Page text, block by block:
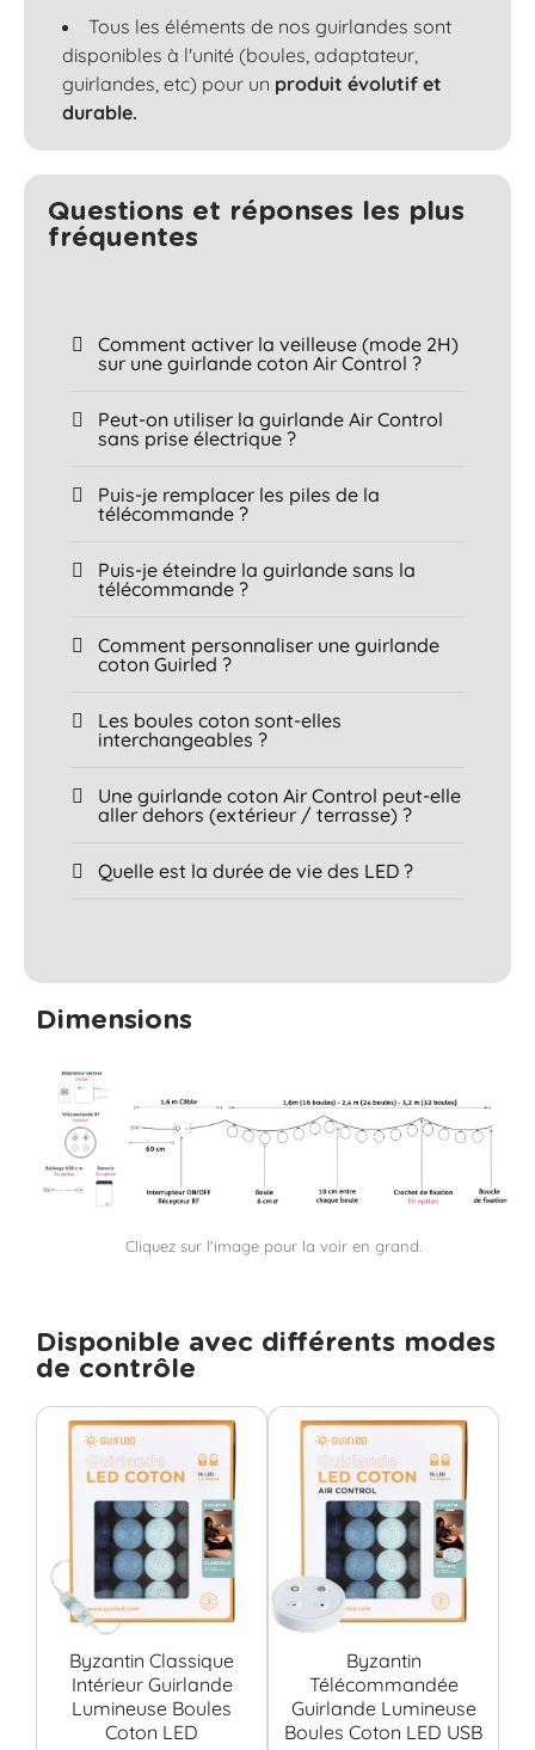
Tous les éléments de nos guirlandes sont
disponibles à l'unité (boules, adaptateur,
guirlandes, etc) pour un produit évolutif et
durable.
Questions et réponses les plus
fréquentes​
Comment activer la veilleuse (mode 2H)
sur une guirlande coton Air Control ?
Peut-on utiliser la guirlande Air Control
sans prise électrique ?
Puis-je remplacer les piles de la
télécommande ?
Puis-je éteindre la guirlande sans la
télécommande ?
Comment personnaliser une guirlande
coton Guirled ?
Les boules coton sont-elles
interchangeables ?
Une guirlande coton Air Control peut-elle
aller dehors (extérieur / terrasse) ?
Quelle est la durée de vie des LED ?
Dimensions
Cliquez sur l'image pour la voir en grand.
Disponible avec différents modes
de contrôle
Byzantin Classique
Intérieur Guirlande
Lumineuse Boules
Coton LED
Byzantin
Télécommandée
Guirlande Lumineuse
Boules Coton LED USB